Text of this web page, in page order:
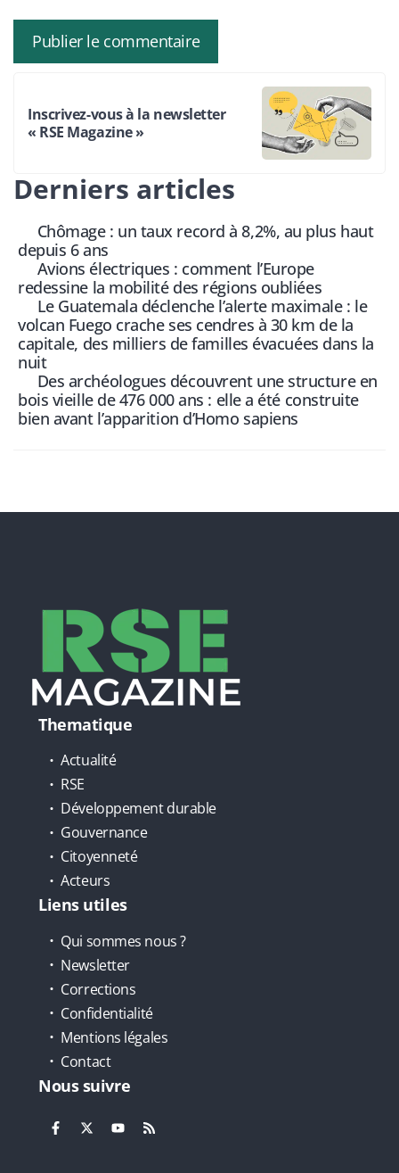
Inscrivez-vous à la newsletter
« RSE Magazine »
Derniers articles
Chômage : un taux record à 8,2%, au plus haut
depuis 6 ans
Avions électriques : comment l’Europe
redessine la mobilité des régions oubliées
Le Guatemala déclenche l’alerte maximale : le
volcan Fuego crache ses cendres à 30 km de la
capitale, des milliers de familles évacuées dans la
nuit
Des archéologues découvrent une structure en
bois vieille de 476 000 ans : elle a été construite
bien avant l’apparition d’Homo sapiens
Thematique
Actualité
RSE
Développement durable
Gouvernance
Citoyenneté
Acteurs
Liens utiles
Qui sommes nous ?
Newsletter
Corrections
Confidentialité
Mentions légales
Contact
Nous suivre